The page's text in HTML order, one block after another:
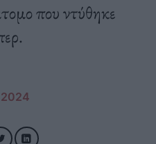
που ντύθηκε